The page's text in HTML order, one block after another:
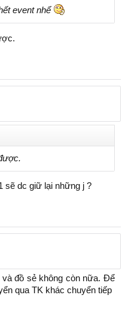
event nhể
sẽ dc giữ lại những j ?
đồ sẻ không còn nữa. Để
qua TK khác chuyển tiếp